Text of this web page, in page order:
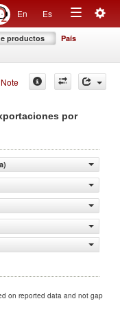
En Es
Toggle
productos País
por
on reported data and not gap